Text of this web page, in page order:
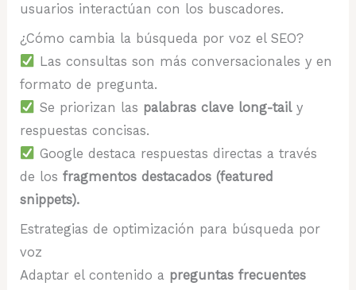
usuarios interactúan con los buscadores.
¿Cómo cambia la búsqueda por voz el SEO?
Las consultas son más conversacionales y en
formato de pregunta.
Se priorizan las palabras clave long-taily
respuestas concisas.
Google destaca respuestas directas a través
de losfragmentos destacados (featured
snippets).
Estrategias de optimización para búsqueda por
voz
Adaptar el contenido a preguntas frecuentes